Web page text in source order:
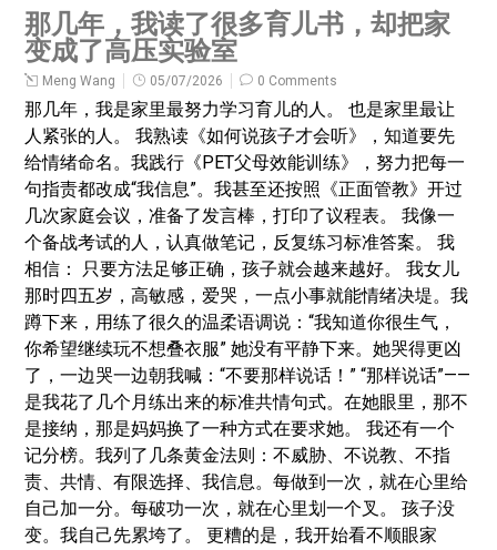
那几年，我读了很多育儿书，却把家
变成了高压实验室
Meng Wang 05/07/2026 0 Comments
那几年，我是家里最努力学习育儿的人。 也是家里最让
人紧张的人。 我熟读《如何说孩子才会听》，知道要先
给情绪命名。我践行《PET父母效能训练》，努力把每一
句指责都改成“我信息”。我甚至还按照《正面管教》开过
几次家庭会议，准备了发言棒，打印了议程表。 我像一
个备战考试的人，认真做笔记，反复练习标准答案。 我
相信： 只要方法足够正确，孩子就会越来越好。 我女儿
那时四五岁，高敏感，爱哭，一点小事就能情绪决堤。我
蹲下来，用练了很久的温柔语调说：“我知道你很生气，
你希望继续玩不想叠衣服” 她没有平静下来。她哭得更凶
了，一边哭一边朝我喊：“不要那样说话！” “那样说话”——
是我花了几个月练出来的标准共情句式。在她眼里，那不
是接纳，那是妈妈换了一种方式在要求她。 我还有一个
记分榜。我列了几条黄金法则：不威胁、不说教、不指
责、共情、有限选择、我信息。每做到一次，就在心里给
自己加一分。每破功一次，就在心里划一个叉。 孩子没
变。我自己先累垮了。 更糟的是，我开始看不顺眼家